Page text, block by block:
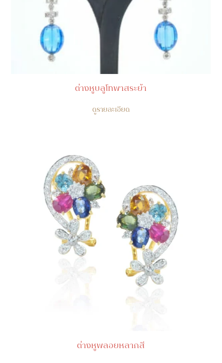
ต่างหูบลูโทพาสระย้า
ดูรายละเอียด
ต่างหูพลอยหลากสี